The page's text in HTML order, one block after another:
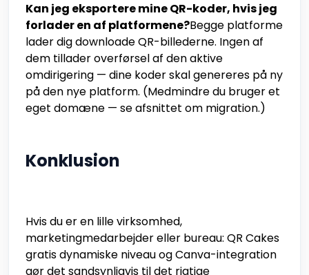
Kan jeg eksportere mine QR-koder, hvis jeg
forlader en af platformene?Begge platforme
lader dig downloade QR-billederne. Ingen af
dem tillader overførsel af den aktive
omdirigering — dine koder skal genereres på ny
på den nye platform. (Medmindre du bruger et
eget domæne — se afsnittet om migration.)
Konklusion
Hvis du er en lille virksomhed,
marketingmedarbejder eller bureau: QR Cakes
gratis dynamiske niveau og Canva-integration
gør det sandsynligvis til det rigtige